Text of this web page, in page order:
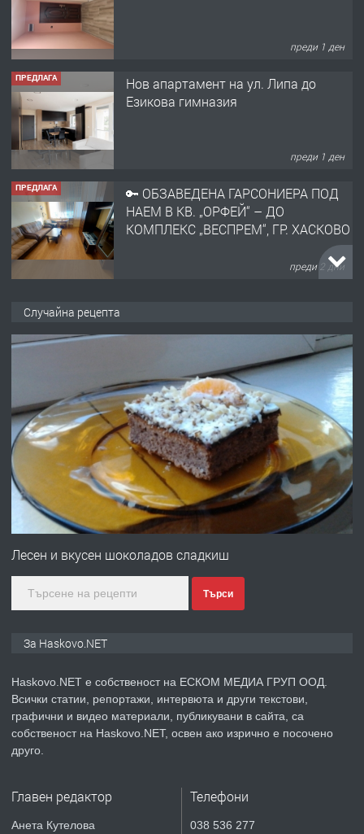
преди 1 ден
ПРЕДЛАГА
Нов апартамент на ул. Липа до
Езикова гимназия
преди 1 ден
ПРЕДЛАГА
🔑 ОБЗАВЕДЕНА ГАРСОНИЕРА ПОД
НАЕМ В КВ. „ОРФЕЙ“ – ДО
КОМПЛЕКС „ВЕСПРЕМ“, ГР. ХАСКОВО
преди 2 дни
АПАРТАМЕНТ В ЦЕНТЪРА НА ГР.
преди 3 дни
ПРЕДЛАГА Давам гараж под наем
преди 3 дни
ПРЕДЛАГА
№4120 Магазин/Офис под наем в кв.
градската градина!
преди 4 дни
ПРЕДЛАГА
Продавам парцел в гр. Хасково кв.
Случайна рецепта
Лесен и вкусен шоколадов сладкиш
Търси
За Haskovo.NET
Haskovo.NET е собственост на ЕСКОМ МЕДИА ГРУП ООД.
Всички статии, репортажи, интервюта и други текстови,
графични и видео материали, публикувани в сайта, са
собственост на Haskovo.NET, освен ако изрично е посочено
друго.
Главен редактор
Анета Кутелова
Телефони
038 536 277